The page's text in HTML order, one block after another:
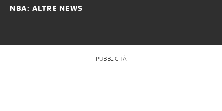
NBA: ALTRE NEWS
PUBBLICITÀ